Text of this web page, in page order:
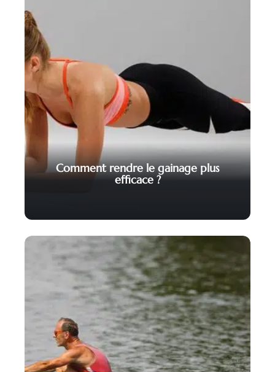
Comment rendre le gainage plus
efficace ?